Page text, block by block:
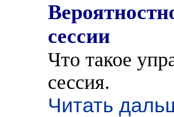
сессии
Что такое
сессия.
Читать